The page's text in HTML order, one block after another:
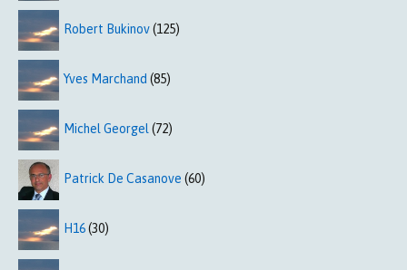
Robert Bukinov(125)
Yves Marchand (85)
Michel Georgel (72)
Patrick De Casanove (60)
H16(30)